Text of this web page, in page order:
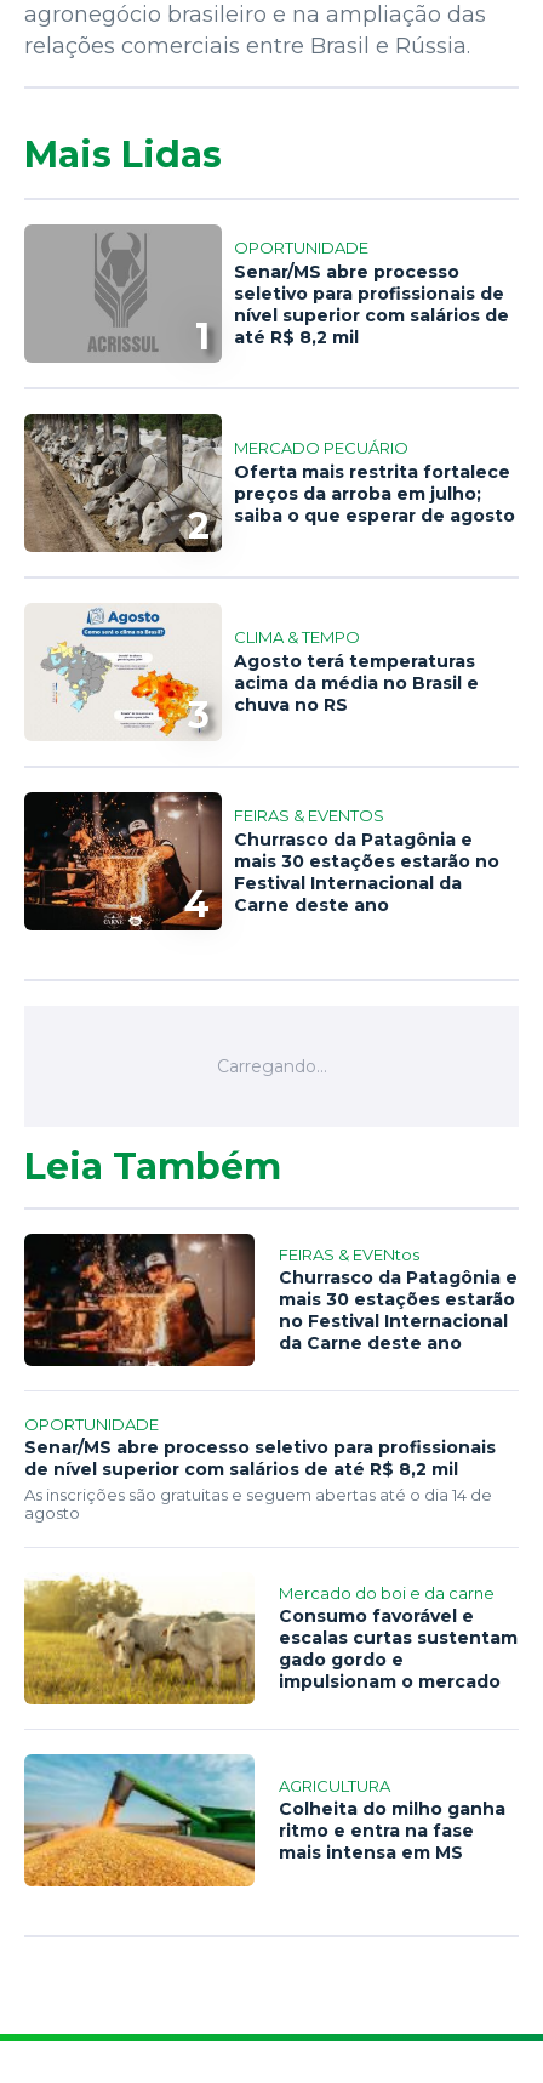
agronegócio brasileiro e na ampliação das
relações comerciais entre Brasil e Rússia.
Mais Lidas
1
OPORTUNIDADE
Senar/MS abre processo
seletivo para profissionais de
nível superior com salários de
até R$ 8,2 mil
2
MERCADO PECUÁRIO
Oferta mais restrita fortalece
preços da arroba em julho;
saiba o que esperar de agosto
3
CLIMA & TEMPO
Agosto terá temperaturas
acima da média no Brasil e
chuva no RS
4
FEIRAS & EVENTOS
Churrasco da Patagônia e
mais 30 estações estarão no
Festival Internacional da
Carne deste ano
Leia Também
FEIRAS & EVENtos
Churrasco da Patagônia e
mais 30 estações estarão
no Festival Internacional
da Carne deste ano
OPORTUNIDADE
Senar/MS abre processo seletivo para profissionais
de nível superior com salários de até R$ 8,2 mil
As inscrições são gratuitas e seguem abertas até o dia 14 de
agosto
Mercado do boi e da carne
Consumo favorável e
escalas curtas sustentam
gado gordo e
impulsionam o mercado
AGRICULTURA
Colheita do milho ganha
ritmo e entra na fase
mais intensa em MS